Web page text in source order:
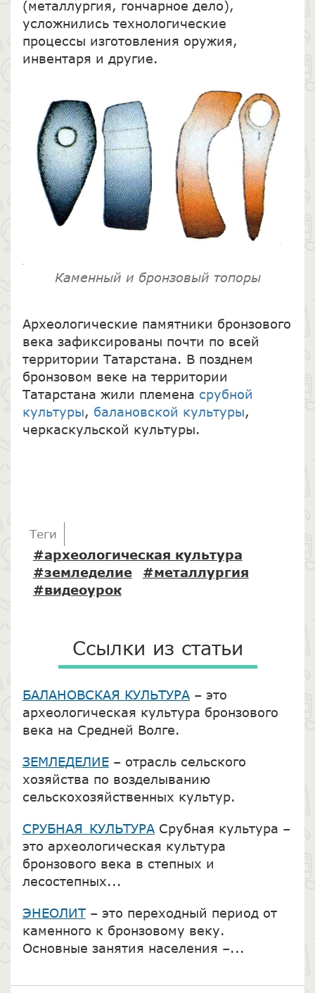
(металлургия, гончарное дело),
усложнились технологические
процессы изготовления оружия,
инвентаря и другие.
Каменный и бронзовый топоры
Археологические памятники бронзового
века зафиксированы почти по всей
территории Татарстана. В позднем
бронзовом веке на территории
Татарстана жили племена срубной
культуры, балановской культуры,
черкаскульской культуры.
Теги
#археологическая культура
#земледелие
#металлургия
#видеоурок
Ссылки из статьи
БАЛАНОВСКАЯ КУЛЬТУРА – это
археологическая культура бронзового
века на Средней Волге.
ЗЕМЛЕДЕЛИЕ – отрасль сельского
хозяйства по возделыванию
сельскохозяйственных культур.
СРУБНАЯ КУЛЬТУРА Срубная культура –
это археологическая культура
бронзового века в степных и
лесостепных...
ЭНЕОЛИТ – это переходный период от
каменного к бронзовому веку.
Основные занятия населения –...